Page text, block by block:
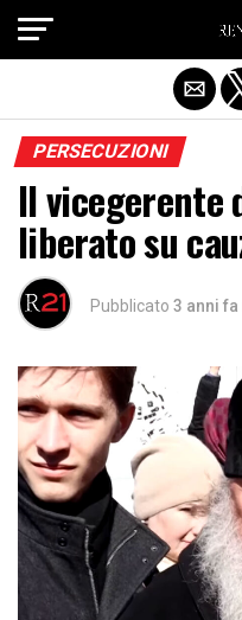
PERSECUZIONI
Il vicegerente
liberato su
Pubblicato 3 anni fa
Exit